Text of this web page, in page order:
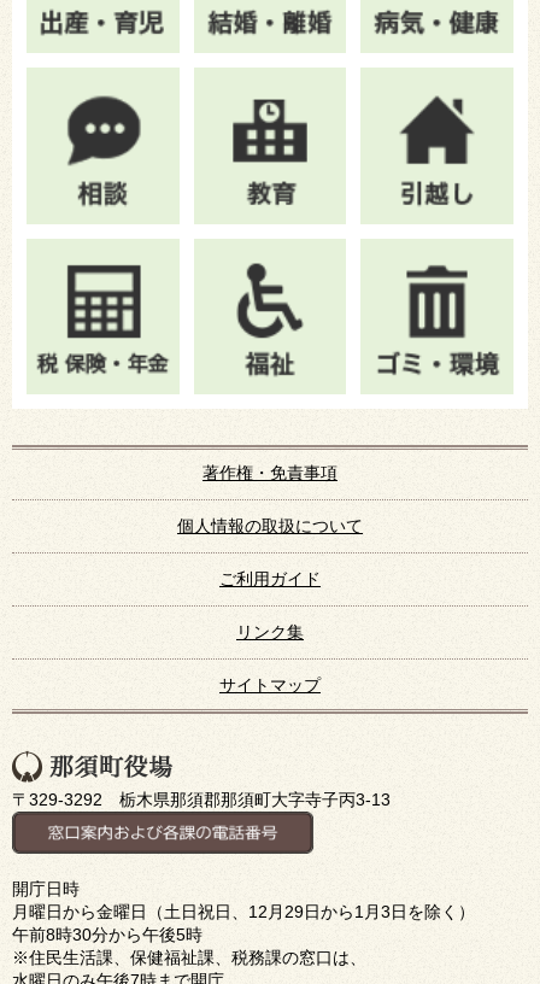
著作権・免責事項
個人情報の取扱について
ご利用ガイド
リンク集
サイトマップ
〒329-3292 栃木県那須郡那須町大字寺子丙3-13
開庁日時
月曜日から金曜日（土日祝日、12月29日から1月3日を除く）
午前8時30分から午後5時
※住民生活課、保健福祉課、税務課の窓口は、